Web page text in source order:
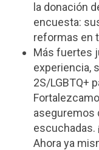
la donación
encuesta:
reformas en
Más fuertes
experiencia,
2S/LGBTQ+
aseguremos
escuchadas.
Ahora ya